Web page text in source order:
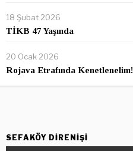
18 Şubat 2026
TİKB 47 Yaşında
20 Ocak 2026
Rojava Etrafında Kenetlenelim!
SEFAKÖY DIRENIŞI